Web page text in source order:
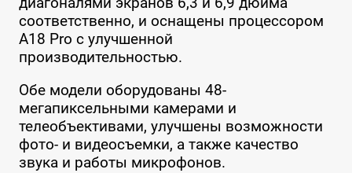
соответственно, и оснащены процессором
A18 Pro с улучшенной
производительностью.
Обе модели оборудованы 48-
мегапиксельными камерами и
телеобъективами, улучшены возможности
фото- и видеосъемки, а также качество
звука и работы микрофонов.